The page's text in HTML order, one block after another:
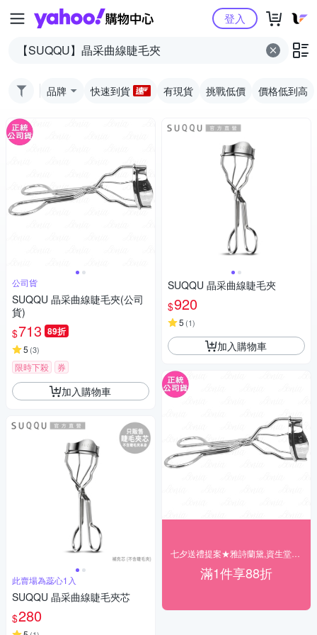
Yahoo購物中心登入
品牌 快速到貨 有現貨 挑戰低價 價格低到高
公司貨
SUQQU 晶采曲線睫毛夾(公司
貨)
$713 89折
5 (3)
限時下殺 券
加入購物車
此賣場為蕊心1入
SUQQU 晶采曲線睫毛夾芯
$280
SUQQU 晶采曲線睫毛夾
$920
5 (1)
加入購物車
滿1件享88折